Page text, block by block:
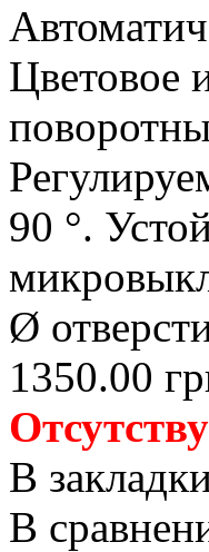
Цветовое
90 °.
Ø
1350.00
В
В